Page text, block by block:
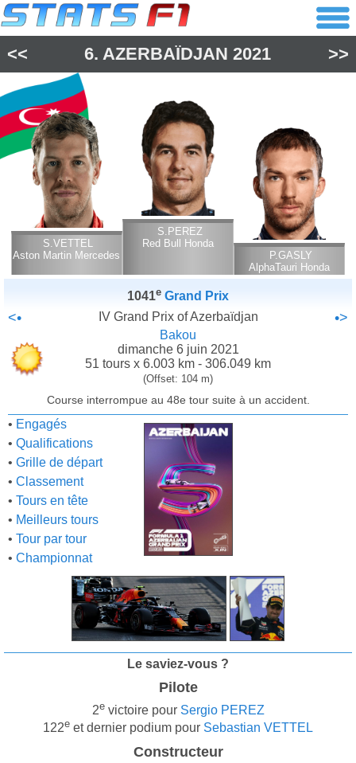
<< 6.AZERBAÏDJAN 2021 >>
S.VETTEL
Aston Martin Mercedes
S.PEREZ
Red Bull Honda
P.GASLY
AlphaTauri Honda
1041e Grand Prix
<• IV Grand Prix of Azerbaïdjan •>
Bakou
dimanche 6 juin 2021
51 tours x 6.003 km - 306.049 km
(Offset: 104 m)
Course interrompue au 48e tour suite à un accident.
• Engagés
• Qualifications
• Grille de départ
• Classement
• Tours en tête
• Meilleurs tours
• Tour par tour
• Championnat
Le saviez-vous ?
Pilote
2evictoire pour Sergio PEREZ
122e et dernier podium pour Sebastian VETTEL
Constructeur